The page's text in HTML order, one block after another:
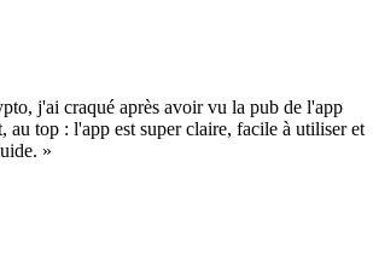
j'ai craqué après avoir vu la pub de l'app
au top : l'app est super claire, facile à utiliser et
»